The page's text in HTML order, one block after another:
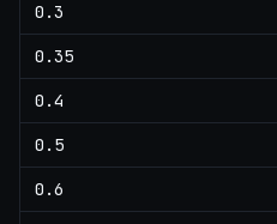
0.3
0.35
0.4
0.5
0.6